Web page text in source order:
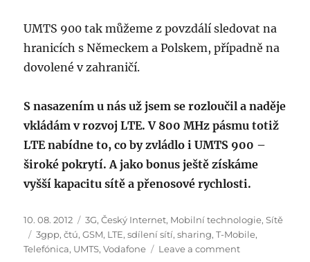
UMTS 900 tak můžeme z povzdálí sledovat na
hranicích s Německem a Polskem, případně na
dovolené v zahraničí.
S nasazením u nás už jsem se rozloučil a naděje
vkládám v rozvoj LTE. V 800 MHz pásmu totiž
LTE nabídne to, co by zvládlo i UMTS 900 –
široké pokrytí. A jako bonus ještě získáme
vyšší kapacitu sítě a přenosové rychlosti.
Posted
on
10. 08. 2012 Categories
3G,Český Internet, Mobilní technologie,Sítě
Tags
3gpp,čtú,GSM, LTE,sdílení sítí,sharing,T-Mobile,
Telefónica, UMTS,Vodafone Leave a commenton